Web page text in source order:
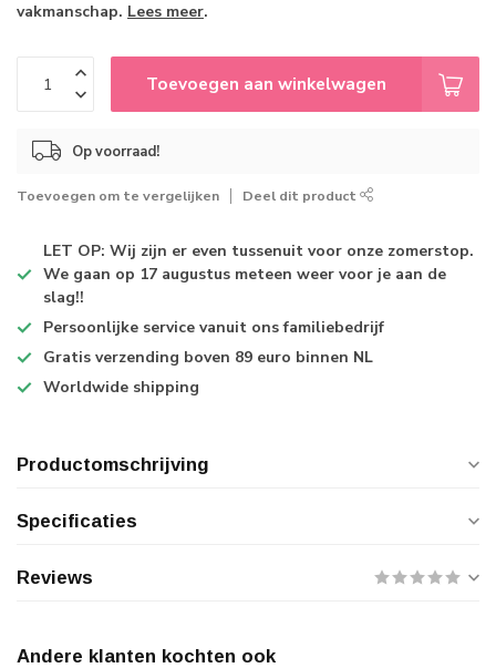
vakmanschap. Lees meer.
Toevoegen aan winkelwagen
Op voorraad!
Toevoegen om te vergelijken Deel dit product
LET OP: Wij zijn er even tussenuit voor onze zomerstop.
We gaan op 17 augustus meteen weer voor je aan de
slag!!
Persoonlijke service vanuit ons familiebedrijf
Gratis verzending boven 89 euro binnen NL
Worldwide shipping
Productomschrijving
Specificaties
Reviews
Andere klanten kochten ook